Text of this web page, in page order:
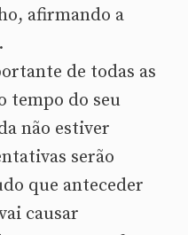
afirmando a
de todas as
tempo do seu
não estiver
serão
que anteceder
causar